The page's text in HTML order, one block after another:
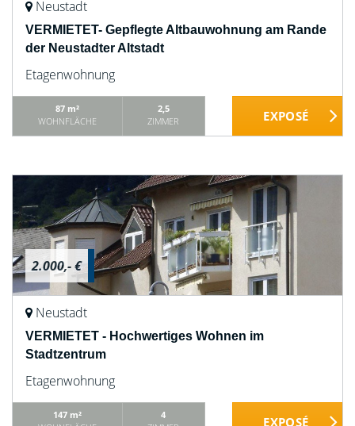
Neustadt
VERMIETET- Gepflegte Altbauwohnung am Rande
der Neustadter Altstadt
Etagenwohnung
87 m²
WOHNFLÄCHE
2,5
ZIMMER
2.000,- €
Neustadt
VERMIETET - Hochwertiges Wohnen im
Stadtzentrum
Etagenwohnung
147 m²
4